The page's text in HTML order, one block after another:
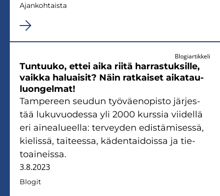
Ajan­koh­tais­ta
Blogiartikkeli
Tun­tuu­ko, ettei aika riitä har­ras­tuk­sil­le,
vaik­ka ha­luai­sit? Näin rat­kai­set ai­ka­tau­
luon­gel­mat!
Tam­pe­reen seu­dun työ­väen­opis­to jär­jes­
tää lu­ku­vuo­des­sa yli 2000 kurs­sia vii­del­lä
eri ai­nea­lu­eel­la: ter­vey­den edis­tä­mi­ses­sä,
kie­lis­sä, tai­tees­sa, kä­den­tai­dois­sa ja tie­
toai­neis­sa.
3.8.2023
Blo­git